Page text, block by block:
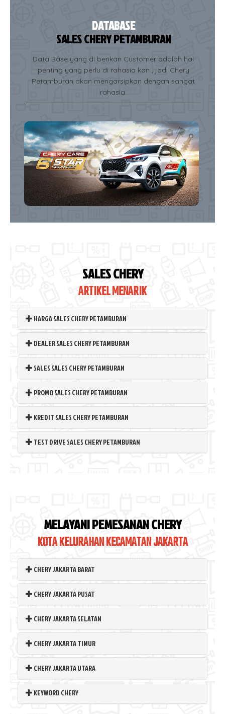
DATABASE
SALES CHERY PETAMBURAN
Data Base yang di berikan Customer adalah hal
penting yang perlu di rahasia kan , jadi Chery
Petamburan akan mengarsipkan dengan sangat
rahasia.
SALES CHERY
ARTIKEL MENARIK
HARGA SALES CHERY PETAMBURAN
DEALER SALES CHERY PETAMBURAN
SALES SALES CHERY PETAMBURAN
PROMO SALES CHERY PETAMBURAN
KREDIT SALES CHERY PETAMBURAN
TEST DRIVE SALES CHERY PETAMBURAN
MELAYANI PEMESANAN CHERY
KOTA KELURAHAN KECAMATAN JAKARTA
CHERY JAKARTA BARAT
CHERY JAKARTA PUSAT
CHERY JAKARTA SELATAN
CHERY JAKARTA TIMUR
CHERY JAKARTA UTARA
KEYWORD CHERY